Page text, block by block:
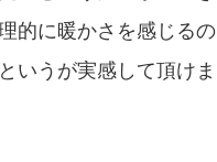
的に暖かさを感じるの
いうが実感して頂けま